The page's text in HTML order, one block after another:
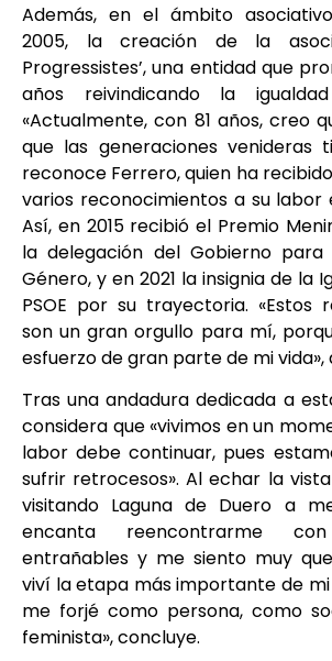
Además, en el ámbito
2005, la creación de la
Progressistes’, una entidad que
años reivindicando la
«Actualmente, con 81 años, creo
que las generaciones venideras
reconoce Ferrero, quien ha
varios reconocimientos a su labor
Así, en 2015 recibió el Premio
la delegación del Gobierno
Género, y en 2021 la insignia de la
PSOE por su trayectoria. «Estos
son un gran orgullo para mí,
esfuerzo de gran parte de mi vida»,
Tras una andadura dedicada a
considera que «vivimos en un
labor debe continuar, pues
sufrir retrocesos». Al echar la
visitando Laguna de Duero a
encanta reencontrarme
entrañables y me siento muy
viví la etapa más importante de mi
me forjé como persona, como
feminista», concluye.